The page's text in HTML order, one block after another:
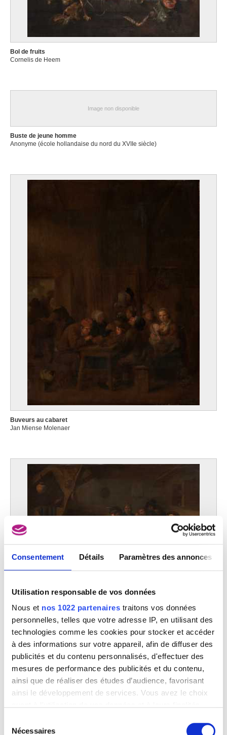
Consentement Détails Paramètres des annonces
Utilisation responsable de vos données
Nous et nos 1022 partenaires traitons vos données
personnelles, telles que votre adresse IP, en utilisant des
technologies comme les cookies pour stocker et accéder
à des informations sur votre appareil, afin de diffuser des
publicités et du contenu personnalisés, d'effectuer des
mesures de performance des publicités et du contenu,
ainsi que de réaliser des études d’audience, favorisant
ainsi le développement de services. Vous avez le choix
tout moment en consultant la Déclaration relative aux
Nécessaires
Bol de fruits
Cornelis de Heem
Image non disponible
Buste de jeune homme
Anonyme (école hollandaise du nord du XVIIe siècle)
Buveurs au cabaret
Jan Miense Molenaer
Pieter de Bloot